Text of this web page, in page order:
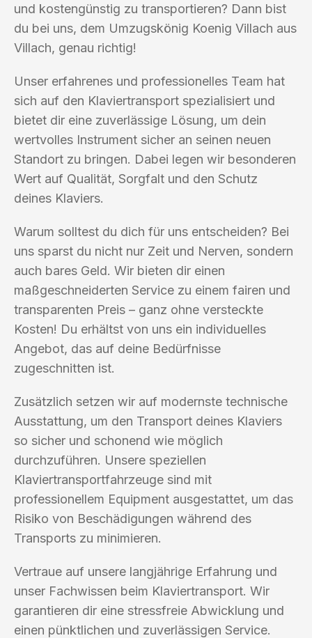
und kostengünstig zu transportieren? Dann bist
du bei uns, dem Umzugskönig Koenig Villach aus
Villach, genau richtig!
Unser erfahrenes und professionelles Team hat
sich auf den Klaviertransport spezialisiert und
bietet dir eine zuverlässige Lösung, um dein
wertvolles Instrument sicher an seinen neuen
Standort zu bringen. Dabei legen wir besonderen
Wert auf Qualität, Sorgfalt und den Schutz
deines Klaviers.
Warum solltest du dich für uns entscheiden? Bei
uns sparst du nicht nur Zeit und Nerven, sondern
auch bares Geld. Wir bieten dir einen
maßgeschneiderten Service zu einem fairen und
transparenten Preis – ganz ohne versteckte
Kosten! Du erhältst von uns ein individuelles
Angebot, das auf deine Bedürfnisse
zugeschnitten ist.
Zusätzlich setzen wir auf modernste technische
Ausstattung, um den Transport deines Klaviers
so sicher und schonend wie möglich
durchzuführen. Unsere speziellen
Klaviertransportfahrzeuge sind mit
professionellem Equipment ausgestattet, um das
Risiko von Beschädigungen während des
Transports zu minimieren.
Vertraue auf unsere langjährige Erfahrung und
unser Fachwissen beim Klaviertransport. Wir
garantieren dir eine stressfreie Abwicklung und
einen pünktlichen und zuverlässigen Service.